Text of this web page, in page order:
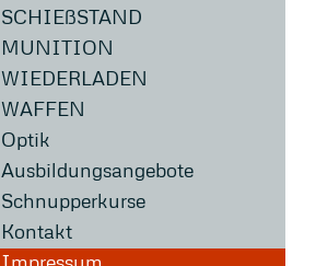
SCHIEßSTAND
MUNITION
WIEDERLADEN
WAFFEN
Optik
Ausbildungsangebote
Schnupperkurse
Kontakt